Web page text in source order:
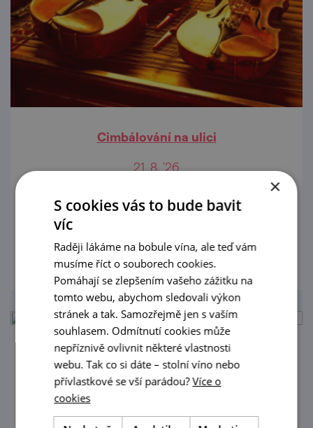
Cimbálování na ulici
21. 8. '26
Zažijte cimbálování na ulici Česká ve
vinařské vesnici Pavlov
prohlédnout
Cimbálové veselí u nás ve sklepě 2026
4. 9. '26
Vinařství Topolanský srdečně zve do Pavlova
×
S cookies vás to bude bavit
víc
Raději lákáme na bobule vína, ale teď vám
musíme říct o souborech cookies.
Pomáhají se zlepšením vašeho zážitku na
tomto webu, abychom sledovali výkon
stránek a tak. Samozřejmě jen s vaším
souhlasem. Odmítnutí cookies může
nepříznivě ovlivnit některé vlastnosti
webu. Tak co si dáte – stolní víno nebo
přívlastkové se vší parádou?Více o
cookies